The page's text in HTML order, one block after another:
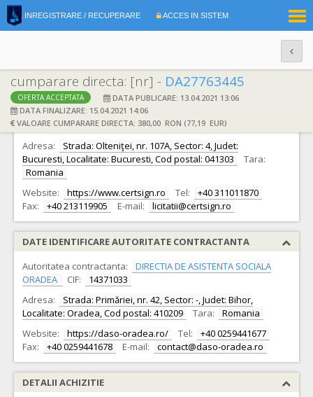
INREGISTRARE / RECUPERARE ACCES IN SISTEM
cumparare directa: [nr] - DA27763445
OFERTA ACCEPTATA
DATA PUBLICARE: 13.04.2021 13:06
DATA FINALIZARE: 15.04.2021 14:06
VALOARE CUMPARARE DIRECTA: 380,00 RON (77,19 EUR)
DATE IDENTIFICARE OFERTANT
Ofertant: S.C. CERTSIGN S.A. CIF: 18288250
Adresa:
Strada: Olteniţei, nr. 107A, Sector: 4, Judet:
Bucuresti, Localitate: Bucuresti, Cod postal: 041303
Tara:
Romania
Website:
https://www.certsign.ro Tel:
+40 311011870
Fax:
+40 213119905 E-mail: licitatii@certsign.ro
DATE IDENTIFICARE AUTORITATE CONTRACTANTA
Autoritatea contractanta:
DIRECTIA DE ASISTENTA SOCIALA
ORADEA
CIF:
14371033
Adresa:
Strada: Primăriei, nr. 42, Sector: -, Judet: Bihor,
Localitate: Oradea, Cod postal: 410209
Tara:
Romania
Website:
https://daso-oradea.ro/ Tel:
+40 0259441677
Fax:
+40 0259441678 E-mail: contact@daso-oradea.ro
DETALII ACHIZITIE